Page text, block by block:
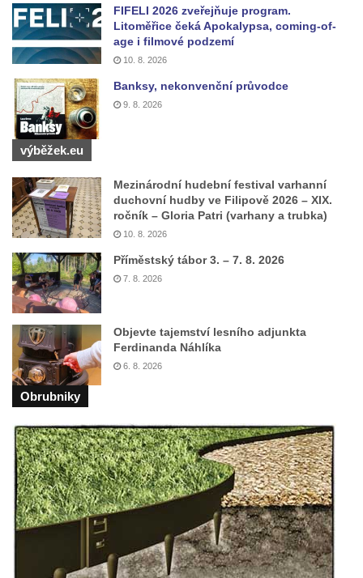
Poslední dochovaný tramvajový sloup na
Pražské třídě v Českých Budějovicích
Českých Budějovicích
Socha svatého Jana Nepomuckého Na
Sadech u Mlýnské stoky v Českých
Budějovicích
Socha svatého Václava u pramene v
Semilech
Sochy brouků u Mlýnské stoky v Českých
Budějovicích
Socha svatého Vincence Ferrerského na
nádvoří kláštera dominikánů v Českých
Socha svatého Zachariáše na nádvoří
kláštera dominikánů v Českých
Budějovicích
dominikánů v Českých Budějovicích
Socha svaté Anny na nádvoří kláštera
dominikánů v Českých Budějovicích
Socha svatého Dominika na nádvoří
kláštera dominikánů v Českých
Budějovicích
Sousoší Kalvárie před klášterem
FIFELI 2026 zveřejňuje program.
Litoměřice čeká Apokalypsa, coming-of-
age i filmové podzemí
10. 8. 2026
Banksy, nekonvenční průvodce
9. 8. 2026
výběžek.eu
Mezinárodní hudební festival varhanní
duchovní hudby ve Filipově 2026 – XIX.
ročník – Gloria Patri (varhany a trubka)
10. 8. 2026
Příměstský tábor 3. – 7. 8. 2026
7. 8. 2026
Objevte tajemství lesního adjunkta
Ferdinanda Náhlíka
6. 8. 2026
Obrubniky